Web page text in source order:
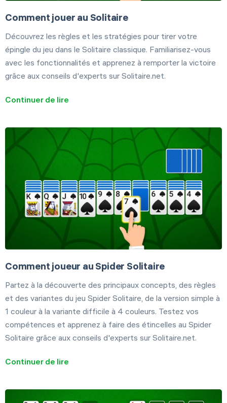
Comment jouer au Solitaire
Découvrez les règles et les stratégies pour tirer votre
épingle du jeu dans le Solitaire classique. Familiarisez-vous
avec les fonctionnalités et apprenez à remporter la victoire
grâce aux conseils d'experts sur Solitaire.net.
Continuer de lire
Comment joueur au Spider Solitaire
Partez à la découverte des principaux concepts, des règles
et des variantes du jeu Spider Solitaire, de la version simple à
1 couleur à la variante difficile à 4 couleurs. Testez vos
compétences et apprenez à faire des étincelles au Spider
Solitaire grâce aux conseils d'experts sur Solitaire.net.
Continuer de lire